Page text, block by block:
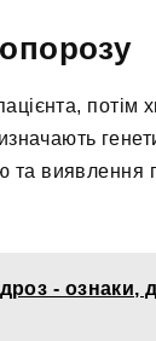
та
- ознаки,